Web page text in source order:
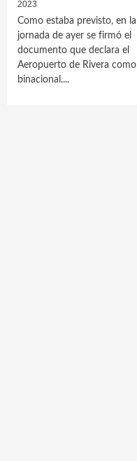
2023
Como estaba previsto, en la
jornada de ayer se firmó el
documento que declara el
Aeropuerto de Rivera como
binacional....